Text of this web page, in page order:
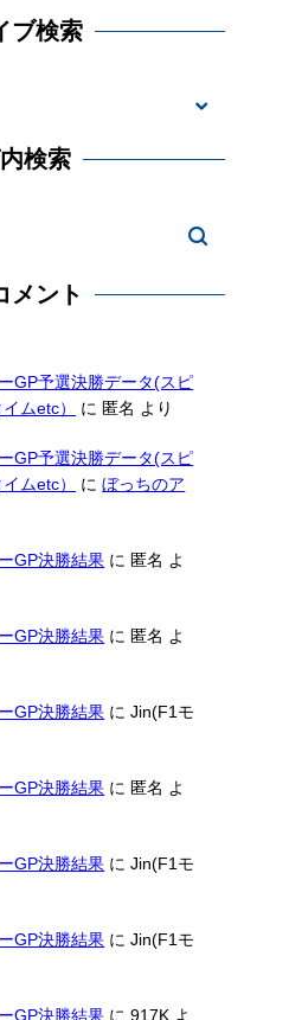
ブ検索
検索
メント
GP予選決勝データ(スピ
ムetc）
に 匿名 より
GP予選決勝データ(スピ
ムetc）
にぼっちのア
GP決勝結果 に 匿名 よ
GP決勝結果 に 匿名 よ
GP決勝結果 にJin(F1モ
GP決勝結果 に 匿名 よ
GP決勝結果 にJin(F1モ
GP決勝結果 にJin(F1モ
GP決勝結果 に917K よ